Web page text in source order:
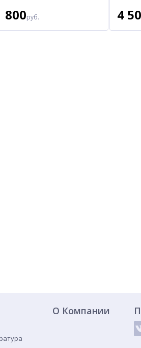
800руб. 4
О Компании